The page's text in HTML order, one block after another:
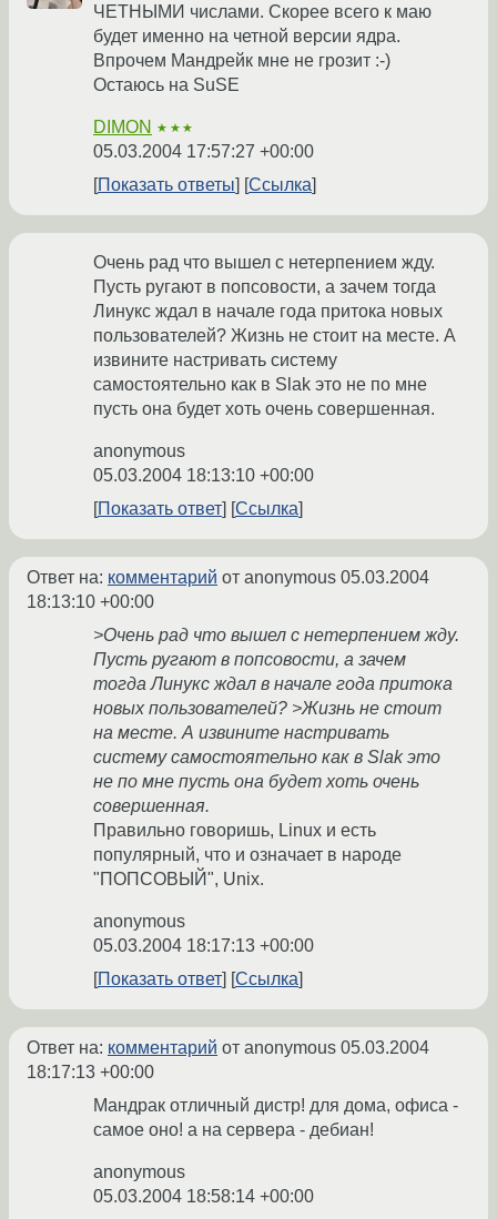
ЧЕТНЫМИ числами. Скорее всего к маю
будет именно на четной версии ядра.
Впрочем Мандрейк мне не грозит :-)
Остаюсь на SuSE
DIMON ★★★
05.03.2004 17:57:27 +00:00
Показать ответы
Ссылка
Очень рад что вышел с нетерпением жду.
Пусть ругают в попсовости, а зачем тогда
Линукс ждал в начале года притока новых
пользователей? Жизнь не стоит на месте. А
извините настривать систему
самостоятельно как в Slak это не по мне
пусть она будет хоть очень совершенная.
anonymous
05.03.2004 18:13:10 +00:00
Показать ответ
Ссылка
Ответ на: комментарий от anonymous 05.03.2004
18:13:10 +00:00
>Очень рад что вышел с нетерпением жду.
Пусть ругают в попсовости, а зачем
тогда Линукс ждал в начале года притока
новых пользователей? >Жизнь не стоит
на месте. А извините настривать
систему самостоятельно как в Slak это
не по мне пусть она будет хоть очень
совершенная.
Правильно говоришь, Linux и есть
популярный, что и означает в народе
"ПОПСОВЫЙ", Unix.
anonymous
05.03.2004 18:17:13 +00:00
Показать ответ
Ссылка
Ответ на: комментарий от anonymous 05.03.2004
18:17:13 +00:00
Мандрак отличный дистр! для дома, офиса -
самое оно! а на сервера - дебиан!
anonymous
05.03.2004 18:58:14 +00:00